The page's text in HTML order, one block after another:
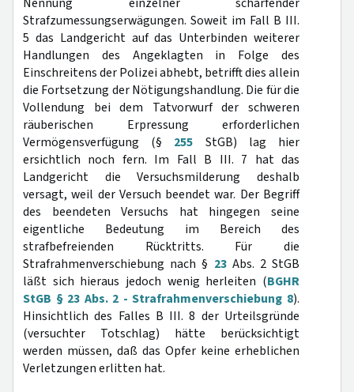
Strafzumessungserwägungen. Soweit im Fall B III.
5 das Landgericht auf das Unterbinden weiterer
Handlungen des Angeklagten in Folge des
Einschreitens der Polizei abhebt, betrifft dies allein
die Fortsetzung der Nötigungshandlung. Die für die
Vollendung bei dem Tatvorwurf der schweren
räuberischen Erpressung erforderlichen
Vermögensverfügung (§ 255 StGB) lag hier
ersichtlich noch fern. Im Fall B III. 7 hat das
Landgericht die Versuchsmilderung deshalb
versagt, weil der Versuch beendet war. Der Begriff
des beendeten Versuchs hat hingegen seine
eigentliche Bedeutung im Bereich des
strafbefreienden Rücktritts. Für die
Strafrahmenverschiebung nach § 23Abs. 2 StGB
läßt sich hieraus jedoch wenig herleiten (BGHR
StGB § 23 Abs. 2 - Strafrahmenverschiebung 8).
Hinsichtlich des Falles B III. 8 der Urteilsgründe
(versuchter Totschlag) hätte berücksichtigt
werden müssen, daß das Opfer keine erheblichen
Verletzungen erlitten hat.